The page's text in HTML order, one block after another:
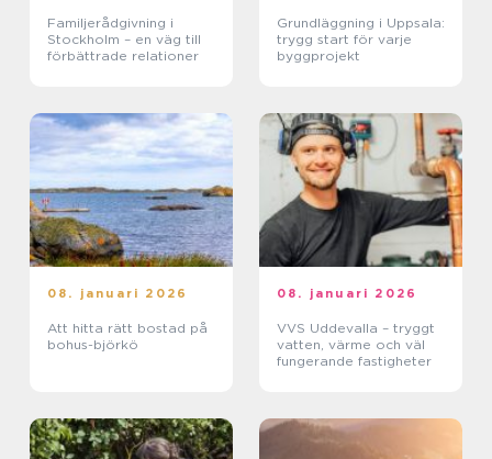
Familjerådgivning i
Stockholm – en väg till
förbättrade relationer
Grundläggning i Uppsala:
trygg start för varje
byggprojekt
08. januari 2026
Att hitta rätt bostad på
bohus-björkö
08. januari 2026
VVS Uddevalla – tryggt
vatten, värme och väl
fungerande fastigheter